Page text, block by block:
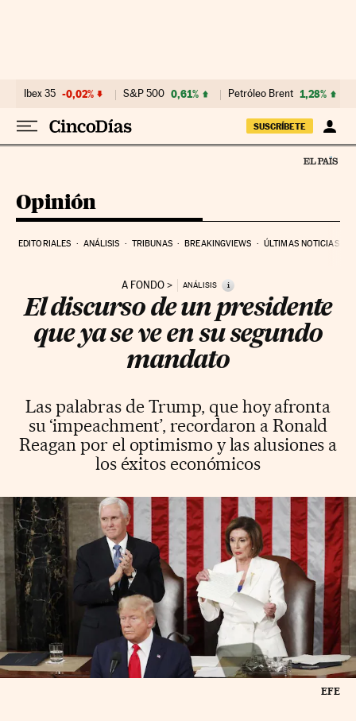
Ibex 35 -0,02% S&P 500 0,61% Petróleo Brent 1,28%
SUSCRÍBETE
Opinión
EDITORIALES ANÁLISIS TRIBUNAS BREAKINGVIEWS ÚLTIMAS NOTICIAS
A FONDO ANÁLISIS i
El discurso de un presidente
que ya se ve en su segundo
mandato
Las palabras de Trump, que hoy afronta
su ‘impeachment’, recordaron a Ronald
Reagan por el optimismo y las alusiones a
los éxitos económicos
EFE